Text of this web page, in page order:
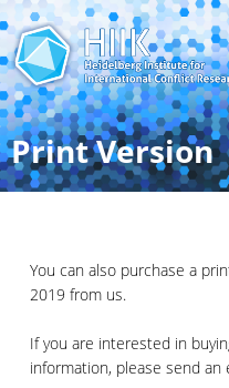
Print Version
You can also purchase a
2019 from us.
If you are interested in
information, please send an